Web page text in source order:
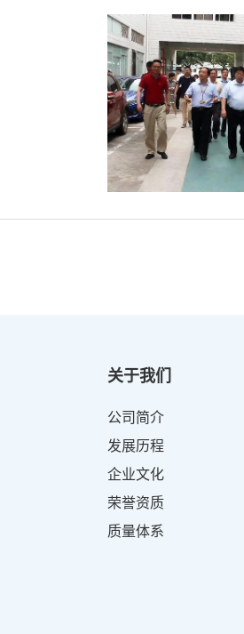
关于我们
公司简介
发展历程
企业文化
荣誉资质
质量体系